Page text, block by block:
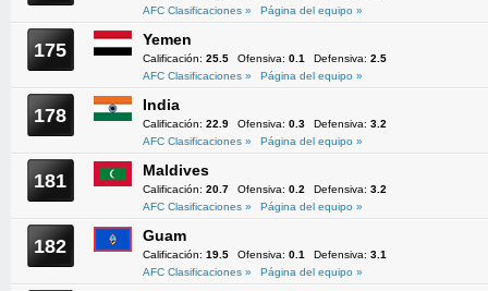
AFC Clasificaciones »
Página del equipo »
175 Yemen
Calificación: 25.5 Ofensiva: 0.1 Defensiva: 2.5
AFC Clasificaciones »
Página del equipo »
178 India
Calificación: 22.9 Ofensiva: 0.3 Defensiva: 3.2
AFC Clasificaciones »
Página del equipo »
181 Maldives
Calificación: 20.7 Ofensiva: 0.2 Defensiva: 3.2
AFC Clasificaciones »
Página del equipo »
182 Guam
Calificación: 19.5 Ofensiva: 0.1 Defensiva: 3.1
AFC Clasificaciones »
Página del equipo »